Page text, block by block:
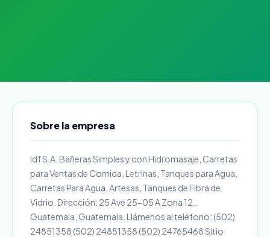
Sobre la empresa
Idf S.A. Bañeras Simples y con Hidromasaje, Carretas
para Ventas de Comida, Letrinas, Tanques para Agua,
Carretas Para Agua, Artesas, Tanques de Fibra de
Vidrio. Dirección: 25 Ave 25-05 A Zona 12..
Guatemala, Guatemala. Llámenos al teléfono: (502)
24851358 (502) 24851358 (502) 24765468 Sitio